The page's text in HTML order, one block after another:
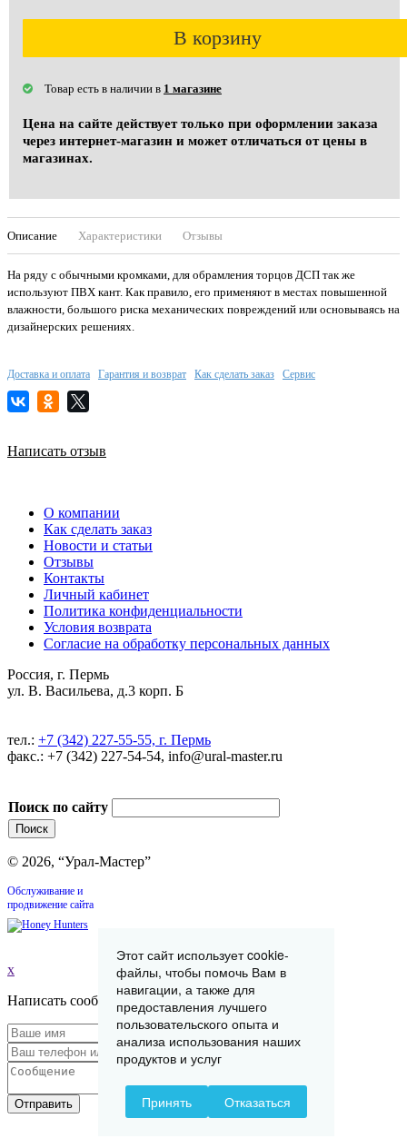
В корзину
Товар есть в наличии в 1 магазине
Цена на сайте действует только при оформлении заказа
через интернет-магазин и может отличаться от цены в
магазинах.
Описание Характеристики Отзывы
На ряду с обычными кромками, для обрамления торцов ДСП так же
используют ПВХ кант. Как правило, его применяют в местах повышенной
влажности, большого риска механических повреждений или основываясь на
дизайнерских решениях.
Доставка и оплата Гарантия и возврат Как сделать заказ Сервис
Написать отзыв
О компании
Как сделать заказ
Новости и статьи
Отзывы
Контакты
Личный кабинет
Политика конфиденциальности
Условия возврата
Согласие на обработку персональных данных
Россия, г. Пермь
ул. В. Васильева, д.3 корп. Б
тел.: +7 (342) 227-55-55, г. Пермь
факс.: +7 (342) 227-54-54, info@ural-master.ru
Поиск по сайту
© 2026, “Урал-Мастер”
Обслуживание и
продвижение сайта
x
Написать сообщение
Отправить
Этот сайт использует cookie-
файлы, чтобы помочь Вам в
навигации, а также для
предоставления лучшего
пользовательского опыта и
анализа использования наших
продуктов и услуг
Принять Отказаться